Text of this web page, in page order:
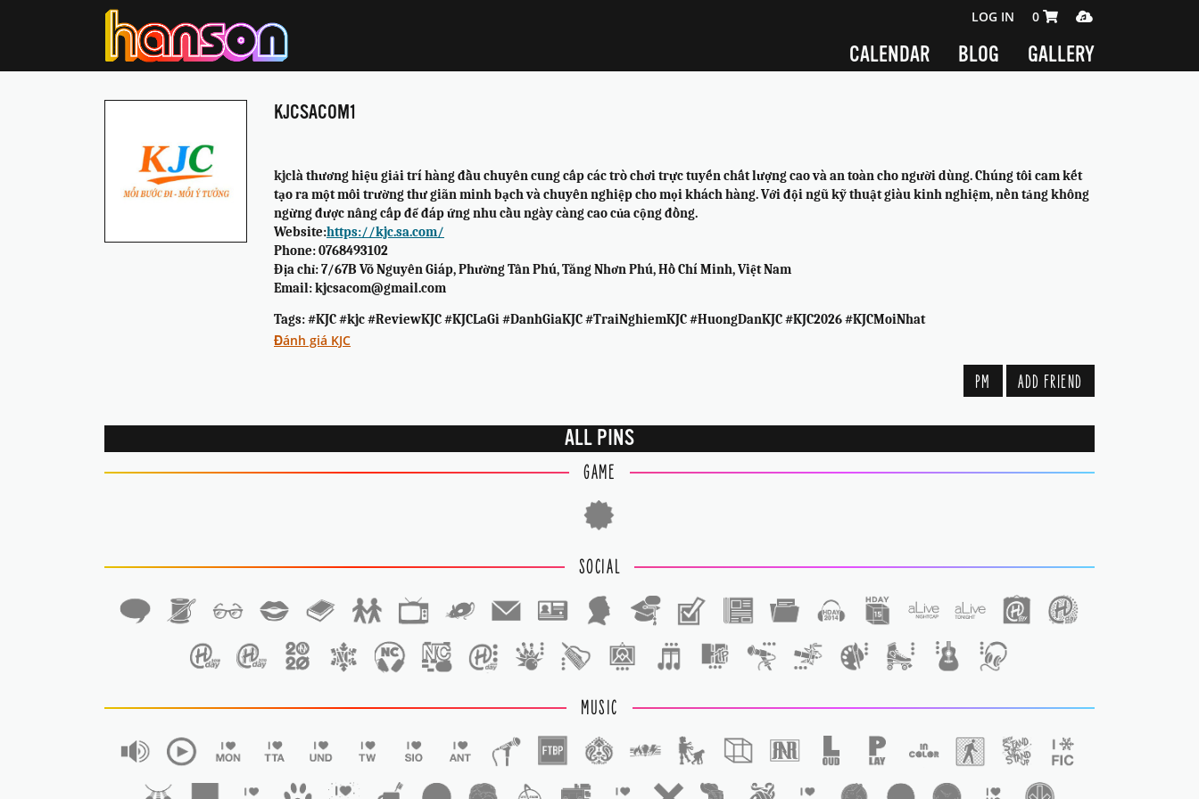
CALENDAR BLOG GALLERY
LOG IN SHOPPING CART 0 ITEMS
0 MEDIA PLAYER
KJCSACOM1
kjclà thương hiệu giải trí hàng đầu chuyên cung cấp các trò chơi trực tuyến chất lượng cao và an toàn cho người dùng. Chúng tôi cam kết
tạo ra một môi trường thư giãn minh bạch và chuyên nghiệp cho mọi khách hàng. Với đội ngũ kỹ thuật giàu kinh nghiệm, nền tảng không
ngừng được nâng cấp để đáp ứng nhu cầu ngày càng cao của cộng đồng.
Website:https://kjc.sa.com/
Phone: 0768493102
Địa chỉ: 7/67B Võ Nguyên Giáp, Phường Tân Phú, Tăng Nhơn Phú, Hồ Chí Minh, Việt Nam
Email: kjcsacom@gmail.com
Tags: #KJC #kjc #ReviewKJC #KJCLaGi #DanhGiaKJC #TraiNghiemKJC #HuongDanKJC #KJC2026 #KJCMoiNhat
Đánh giá KJC
PM ADD FRIEND
ALL PINS
GAME
SOCIAL
MUSIC